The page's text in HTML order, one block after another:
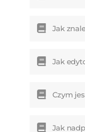
Jak
Jak
Czym
Jak